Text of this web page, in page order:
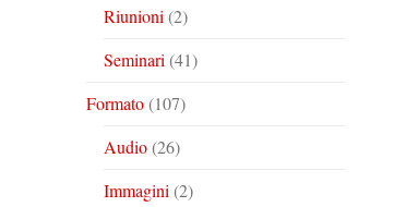
Riunioni (2)
Seminari (41)
Formato(107)
Audio(26)
Immagini (2)